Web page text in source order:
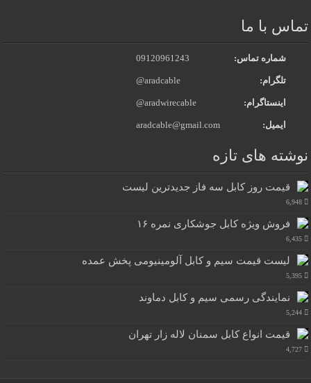
تماس با ما
شماره تماس: 09120961243
تلگرام: @aradcable
اینستاگرام: @aradwirecable
ایمیل: aradcable@gmail.com
نوشته های تازه
قیمت روز کابل سه فاز جدیدترین لیست
6,948
فروش ویژه کابل جوشکاری نمره ۱۶
6,435
لیست قیمت سیم و کابل آلومینیومی پخش عمده
5,395
نمایندگی رسمی سیم و کابل دماوند
5,244
قیمت انواع کابل سمنان لاله زار تهران
4,727